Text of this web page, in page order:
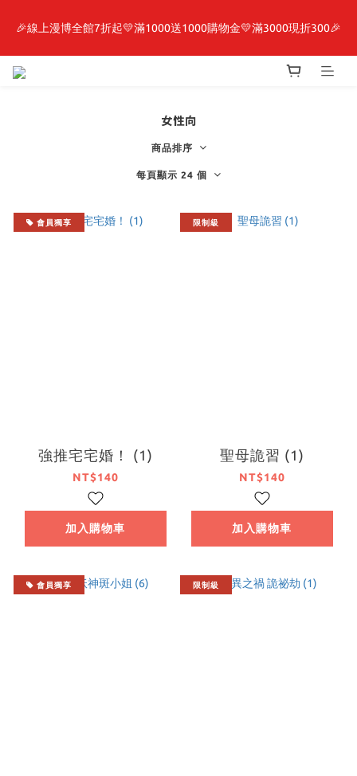
最新開賣🔥「全知讀者視角」 周邊商品
🎉線上漫博全館7折起💛滿1000送1000購物金💛滿3000現折300🎉
【抽籤堂】 影之強者、你又被殺了呢，偵探大人、約會大作戰、
女性向
商品排序
每頁顯示 24 個
會員獨享
強推宅宅婚！ (1)
NT$140
加入購物車
限制級
聖母詭習 (1)
NT$140
加入購物車
會員獨享 限制級